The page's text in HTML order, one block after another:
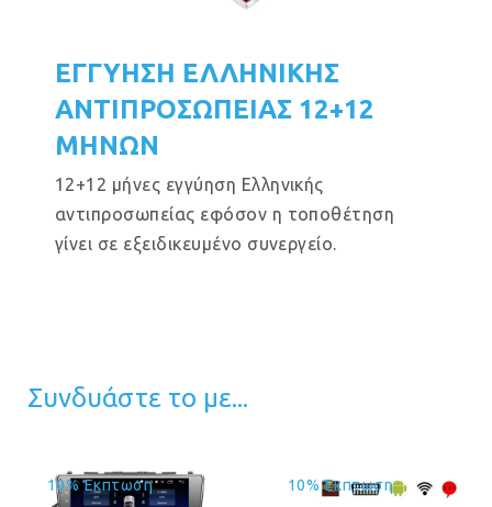
ΕΓΓΥΗΣΗ ΕΛΛΗΝΙΚΗΣ
ΑΝΤΙΠΡΟΣΩΠΕΙΑΣ 12+12
ΜΗΝΩΝ
12+12 μήνες εγγύηση Ελληνικής
αντιπροσωπείας εφόσον η τοποθέτηση
γίνει σε εξειδικευμένο συνεργείο.
Συνδυάστε το με...
10% Έκπτωση 10% Έκπτωση